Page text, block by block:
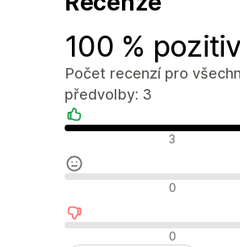
100 %
Počet recenzí pro
předvolby: 3
Pozitivní recenze3
Neutrální recenze0
Negativní recenze0